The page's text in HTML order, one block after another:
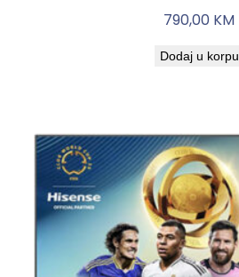
790,00 KM
Dodaj u korpu